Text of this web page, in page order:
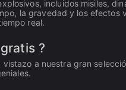
incluidos misiles,
la gravedad y los efectos
real.
?
a nuestra gran